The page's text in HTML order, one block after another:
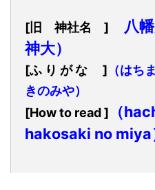
[旧 神社名 ]
八幡
神大）
[ふ り が な ] （はち
きのみや）
[How to read ]
（
hakosaki no miya